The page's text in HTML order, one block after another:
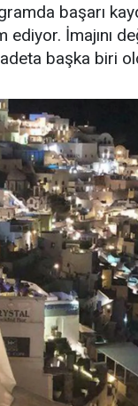
başarı
İmajını
başka biri